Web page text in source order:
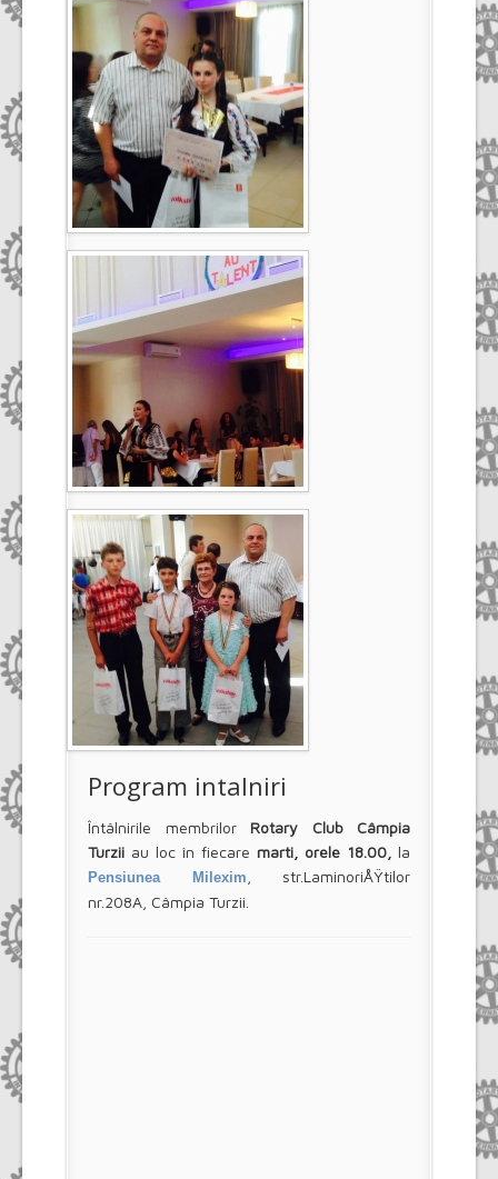
Program intalniri
Întâlnirile membrilor Rotary Club Câmpia
Turzii au loc în fiecare marti, orele 18.00, la
Pensiunea Milexim , str.LaminoriÅŸtilor
nr.208A, Câmpia Turzii.